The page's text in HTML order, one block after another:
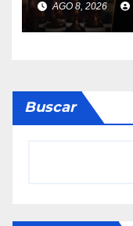
AGO 8, 2026
Buscar